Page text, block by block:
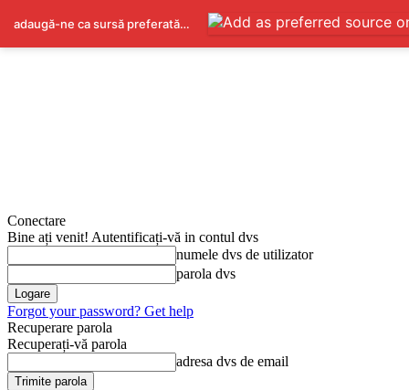
Conectare
Bine ați venit! Autentificați-vă in contul dvs
numele dvs de utilizator
parola dvs
Forgot your password? Get help
Recuperare parola
Recuperați-vă parola
adresa dvs de email
adaugă-ne ca sursă preferată pe Google